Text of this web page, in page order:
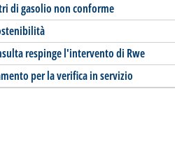
di gasolio non conforme
respinge l'intervento di Rwe
per la verifica in servizio